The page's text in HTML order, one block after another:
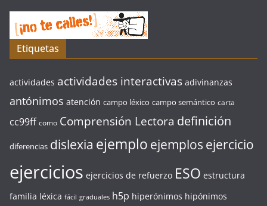
Etiquetas
actividades actividades interactivas adivinanzas
antónimos atención campo léxico campo semántico carta
cc99ff como Comprensión Lectora definición
diferencias dislexia ejemplo ejemplos ejercicio
ejercicios ejercicios de refuerzo ESO estructura
familia léxica fácil graduales h5p hiperónimos hipónimos